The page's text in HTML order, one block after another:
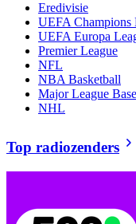
Eredivisie
UEFA Champions
UEFA Europa
Premier League
NFL
NBA Basketball
Major League
NHL
Top radiozenders